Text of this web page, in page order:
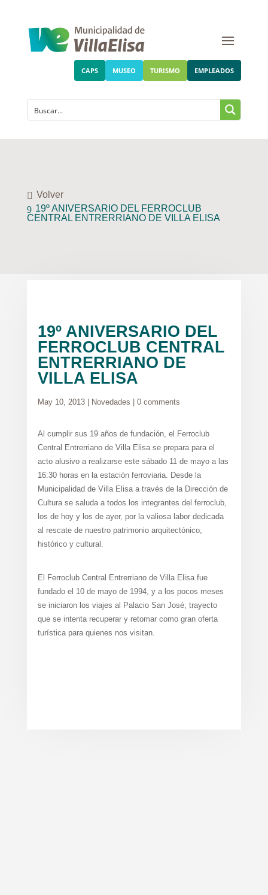
CAPS MUSEO TURISMO EMPLEADOS
Volver
19º ANIVERSARIO DEL FERROCLUB
CENTRAL ENTRERRIANO DE VILLA ELISA
19º ANIVERSARIO DEL
FERROCLUB CENTRAL
ENTRERRIANO DE
VILLA ELISA
May 10, 2013| Novedades 0 comments
Al cumplir sus 19 años de fundación, el Ferroclub
Central Entrerriano de Villa Elisa se prepara para el
acto alusivo a realizarse este sábado 11 de mayo a las
16:30 horas en la estación ferroviaria. Desde la
Municipalidad de Villa Elisa a través de la Dirección de
Cultura se saluda a todos los integrantes del ferroclub,
los de hoy y los de ayer, por la valiosa labor dedicada
al rescate de nuestro patrimonio arquitectónico,
histórico y cultural.
El Ferroclub Central Entrerriano de Villa Elisa fue
fundado el 10 de mayo de 1994, y a los pocos meses
se iniciaron los viajes al Palacio San José, trayecto
que se intenta recuperar y retomar como gran oferta
turística para quienes nos visitan.